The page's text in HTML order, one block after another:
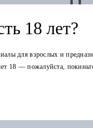
18 лет?
для взрослых и
18 — пожалуйста,